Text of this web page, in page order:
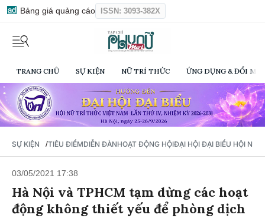
Bảng giá quảng cáo ISSN: 3093-382X
TRANG CHỦ SỰ KIỆN NỮ TRÍ THỨC ỨNG DỤNG & ĐỔI
SỰ KIỆN /TIÊU ĐIỂMDIỄN ĐÀNHOẠT ĐỘNG HỘIĐẠI HỘI ĐẠI BIỂU HỘI NỮ
03/05/2021 17:38
Hà Nội và TPHCM tạm dừng các hoạt
động không thiết yếu để phòng dịch